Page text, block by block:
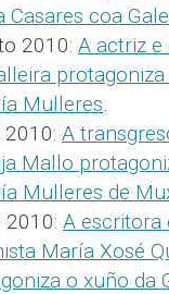
Casares coa
2010: A actriz
Mulleres.
A
Mallo
Mulleres de
2010: A escritora
María Xosé
o xuño da